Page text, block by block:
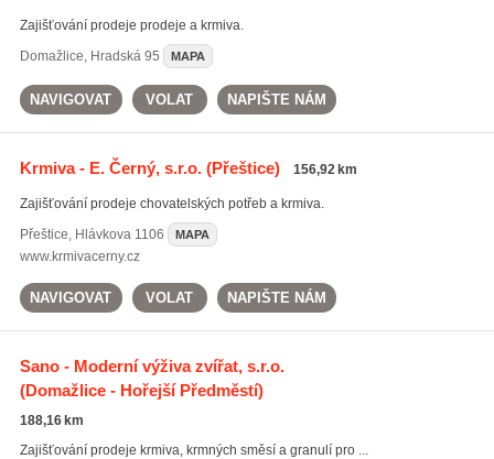
Zajišťování prodeje prodeje a krmiva.
Domažlice, Hradská 95 MAPA
NAVIGOVAT VOLAT NAPIŠTE NÁM
Krmiva - E. Černý, s.r.o.(Přeštice) 156,92 km
Zajišťování prodeje chovatelských potřeb a krmiva.
Přeštice, Hlávkova 1106 MAPA
www.krmivacerny.cz
NAVIGOVAT VOLAT NAPIŠTE NÁM
Sano - Moderní výživa zvířat, s.r.o.
(Domažlice - Hořejší Předměstí)
188,16 km
Zajišťování prodeje krmiva, krmných směsí a granulí pro ...